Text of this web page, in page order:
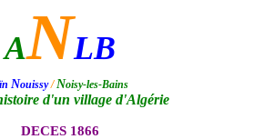
ANLB
Nouissy/Noisy-les-Bains
d'un village d'Algérie
DECES 1866